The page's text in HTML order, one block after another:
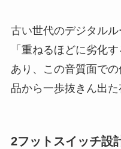
古い世代のデジタル
「重ねるほどに劣化
あり、この音質面で
品から一歩抜きん出た
2フットスイッチ設